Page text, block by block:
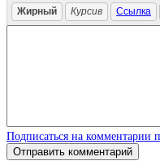
Жирный Курсив Ссылка
Подписаться на комментарии